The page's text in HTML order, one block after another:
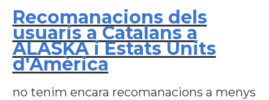
Recomanacions dels
usuaris a Catalans a
ALASKA i Estats Units
d'Amèrica
no tenim encara recomanacions a menys